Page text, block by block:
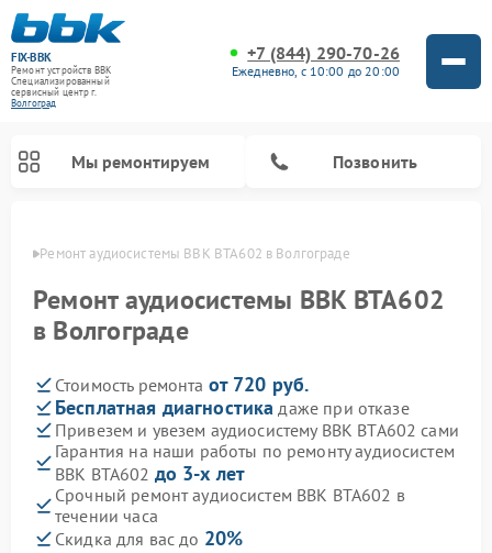
FIX-BBK
Ремонт устройств BBK
Специализированный
cервисный центр г.
Волгоград
+7 (844) 290-70-26
Ежедневно, с 10:00 до 20:00
Мы ремонтируем Позвонить
Ремонт аудиосистемы BBK BTA602 в Волгограде
Ремонт аудиосистемы BBK BTA602
в Волгограде
Стоимость ремонта от 720 руб.
Бесплатная диагностика даже при отказе
Привезем и увезем аудиосистему BBK BTA602 сами
Гарантия на наши работы по ремонту аудиосистем
BBK BTA602 до 3-х лет
Срочный ремонт аудиосистем BBK BTA602 в
течении часа
Скидка для вас до 20%